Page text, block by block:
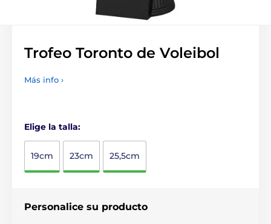
Trofeo Toronto de Voleibol
Más info ›
Elige la talla:
19cm 23cm 25,5cm
Personalice su producto